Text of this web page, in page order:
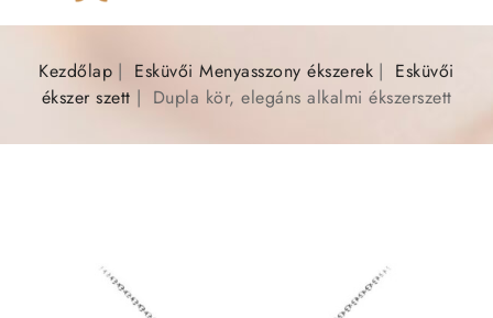
Kezdőlap Esküvői Menyasszony ékszerek
Esküvői
ékszer szett
Dupla kör, elegáns alkalmi ékszerszett